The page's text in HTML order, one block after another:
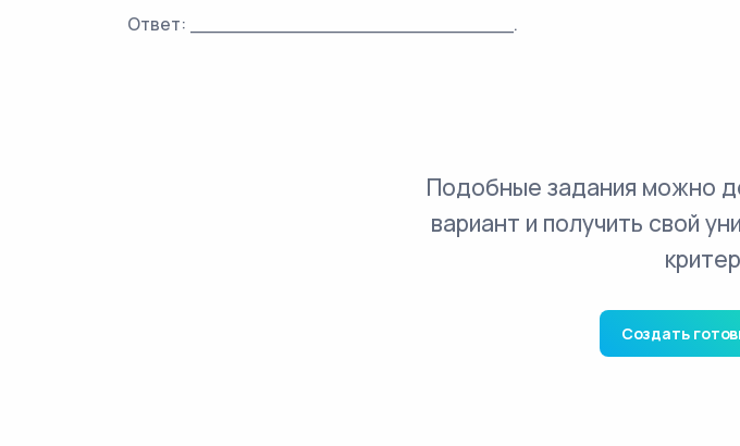
Ответ: ___________________________.
Подобные задания можно
вариант и получить свой
Создать